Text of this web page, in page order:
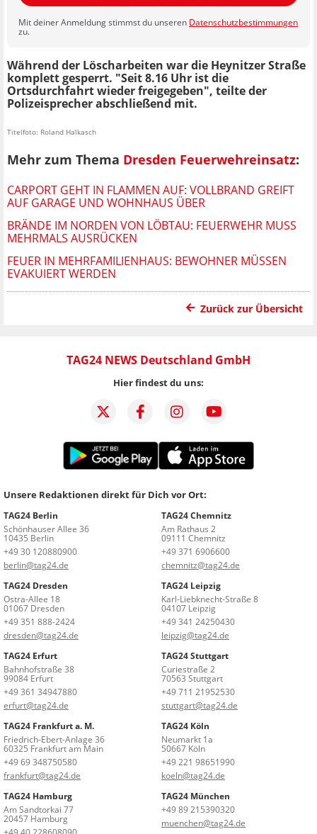
Mit deiner Anmeldung stimmst du unseren Datenschutzbestimmungen
zu.
Während der Löscharbeiten war die Heynitzer Straße
komplett gesperrt. "Seit 8.16 Uhr ist die
Ortsdurchfahrt wieder freigegeben", teilte der
Polizeisprecher abschließend mit.
Titelfoto: Roland Halkasch
Mehr zum Thema Dresden Feuerwehreinsatz:
CARPORT GEHT IN FLAMMEN AUF: VOLLBRAND GREIFT
AUF GARAGE UND WOHNHAUS ÜBER
BRÄNDE IM NORDEN VON LÖBTAU: FEUERWEHR MUSS
MEHRMALS AUSRÜCKEN
FEUER IN MEHRFAMILIENHAUS: BEWOHNER MÜSSEN
EVAKUIERT WERDEN
Zurück zur Übersicht
TAG24 NEWS Deutschland GmbH
Hier findest du uns:
Unsere Redaktionen direkt für Dich vor Ort:
TAG24 Berlin
Schönhauser Allee 36
10435 Berlin
+49 30 120880900
berlin@tag24.de
TAG24 Chemnitz
Am Rathaus 2
09111 Chemnitz
+49 371 6906600
chemnitz@tag24.de
TAG24 Dresden
Ostra-Allee 18
01067 Dresden
+49 351 888-2424
dresden@tag24.de
TAG24 Leipzig
Karl-Liebknecht-Straße 8
04107 Leipzig
+49 341 24250430
leipzig@tag24.de
TAG24 Erfurt
Bahnhofstraße 38
99084 Erfurt
+49 361 34947880
erfurt@tag24.de
TAG24 Stuttgart
Curiestraße 2
70563 Stuttgart
+49 711 21952530
stuttgart@tag24.de
TAG24 Frankfurt a. M.
Friedrich-Ebert-Anlage 36
60325 Frankfurt am Main
+49 69 348750580
frankfurt@tag24.de
TAG24 Köln
Neumarkt 1a
50667 Köln
+49 221 98651990
koeln@tag24.de
TAG24 Hamburg
Am Sandtorkai 77
20457 Hamburg
TAG24 München
+49 89 215390320
muenchen@tag24.de